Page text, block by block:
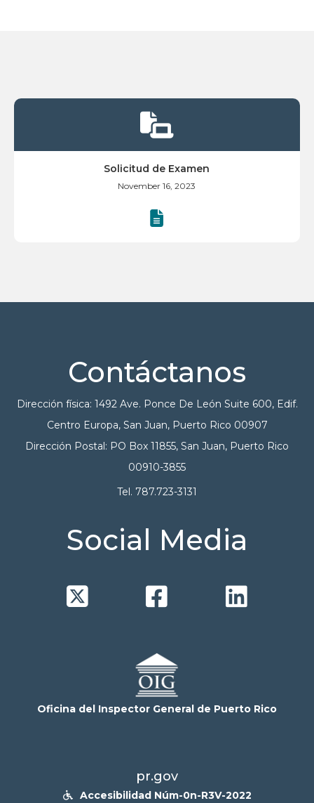

Solicitud de Examen
November 16, 2023
Contáctanos
Dirección física: 1492 Ave. Ponce De León Suite 600, Edif.
Centro Europa, San Juan, Puerto Rico 00907
Dirección Postal: PO Box 11855, San Juan, Puerto Rico
00910-3855
Tel. 787.723-3131
Social Media
  
Oficina del Inspector General de Puerto Rico
pr.gov

Accesibilidad Núm-0n-R3V-2022